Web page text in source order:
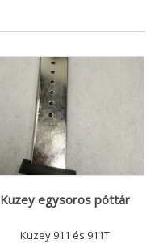
Kuzey egysoros póttár
Kuzey 911 és 911T